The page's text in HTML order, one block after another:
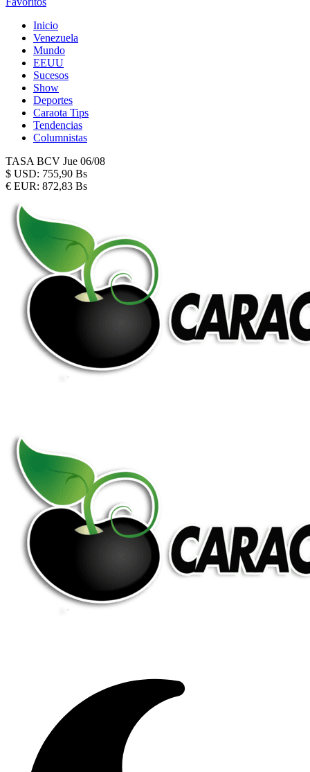
Inicio
Venezuela
Mundo
EEUU
Sucesos
Show
Deportes
Caraota Tips
Tendencias
Columnistas
TASA BCV Jue 06/08
$ USD: 755,90 Bs
€ EUR: 872,83 Bs